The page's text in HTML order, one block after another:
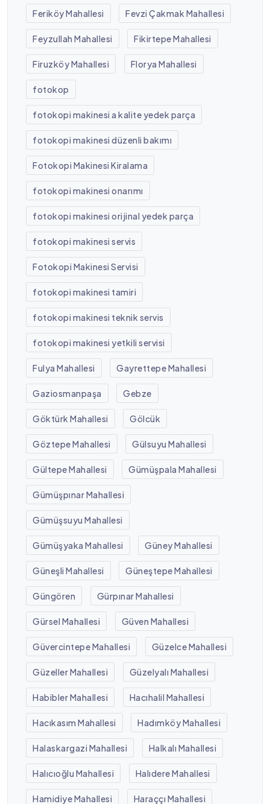
Feriköy Mahallesi Fevzi Çakmak Mahallesi
Feyzullah Mahallesi Fikirtepe Mahallesi
Firuzköy Mahallesi Florya Mahallesi
fotokop
fotokopi makinesi a kalite yedek parça
fotokopi makinesi düzenli bakımı
Fotokopi Makinesi Kiralama
fotokopi makinesi onarımı
fotokopi makinesi orijinal yedek parça
fotokopi makinesi servis
Fotokopi Makinesi Servisi
fotokopi makinesi tamiri
fotokopi makinesi teknik servis
fotokopi makinesi yetkili servisi
Fulya Mahallesi Gayrettepe Mahallesi
Gaziosmanpaşa Gebze
Göktürk Mahallesi Gölcük
Göztepe Mahallesi Gülsuyu Mahallesi
Gültepe Mahallesi Gümüşpala Mahallesi
Gümüşpınar Mahallesi
Gümüşsuyu Mahallesi
Gümüşyaka Mahallesi Güney Mahallesi
Güneşli Mahallesi Güneştepe Mahallesi
Güngören Gürpınar Mahallesi
Gürsel Mahallesi Güven Mahallesi
Güvercintepe Mahallesi Güzelce Mahallesi
Güzeller Mahallesi Güzelyalı Mahallesi
Habibler Mahallesi Hacıhalil Mahallesi
Hacıkasım Mahallesi Hadımköy Mahallesi
Halaskargazi Mahallesi Halkalı Mahallesi
Halıcıoğlu Mahallesi Halıdere Mahallesi
Hamidiye Mahallesi Haraççı Mahallesi